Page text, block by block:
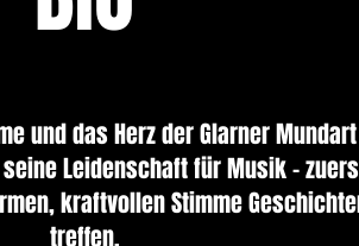
das Herz der Glarner Mundart
Leidenschaft für Musik –
kraftvollen Stimme
treffen.